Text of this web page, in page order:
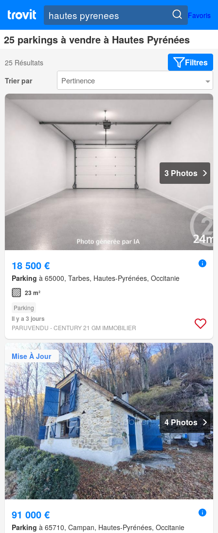
Favoris
25 parkings à vendre à Hautes Pyrénées
25 Résultats Filtres
Trier par
3 Photos
18 500 €
Parking à 65000, Tarbes, Hautes-Pyrénées, Occitanie
23 m²
Parking
Il y a 3 jours
PARUVENDU - CENTURY 21 GM IMMOBILIER
Mise À Jour
4 Photos
91 000 €
Parking à 65710, Campan, Hautes-Pyrénées, Occitanie